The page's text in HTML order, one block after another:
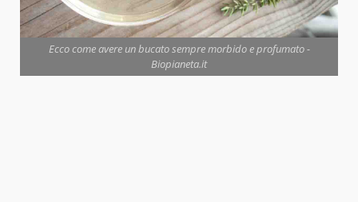
Ecco come avere un bucato sempre morbido e profumato -
Biopianeta.it